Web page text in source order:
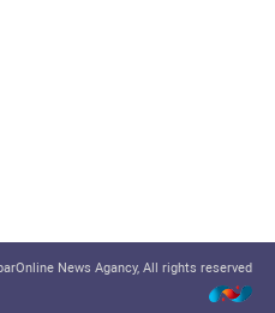
News Agancy, All rights reserved.